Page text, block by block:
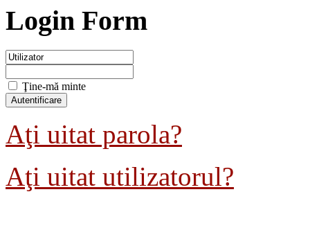
Login Form
Ţine-mă minte
Aţi uitat parola?
Aţi uitat utilizatorul?